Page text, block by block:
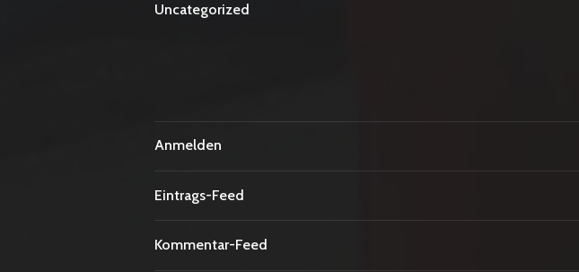
Uncategorized
Anmelden
Eintrags-Feed
Kommentar-Feed